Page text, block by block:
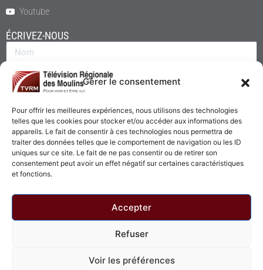
Gérer le consentement
Pour offrir les meilleures expériences, nous utilisons des technologies
telles que les cookies pour stocker et/ou accéder aux informations des
appareils. Le fait de consentir à ces technologies nous permettra de
traiter des données telles que le comportement de navigation ou les ID
uniques sur ce site. Le fait de ne pas consentir ou de retirer son
consentement peut avoir un effet négatif sur certaines caractéristiques
et fonctions.
Accepter
Refuser
Voir les préférences
Youtube
ÉCRIVEZ-NOUS
© 2026 - Télévision Régionale des Moulins. Tous droits réservés.